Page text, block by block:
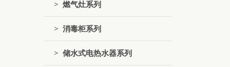
> 燃气灶系列
> 消毒柜系列
> 储水式电热水器系列